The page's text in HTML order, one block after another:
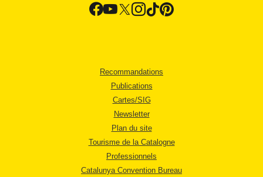
Recommandations
Publications
Cartes/SIG
Newsletter
Plan du site
Tourisme de la Catalogne
Professionnels
Catalunya Convention Bureau